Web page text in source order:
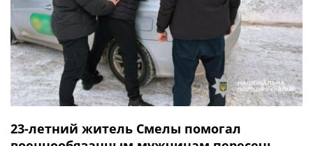
23-летний житель Смелы помогал